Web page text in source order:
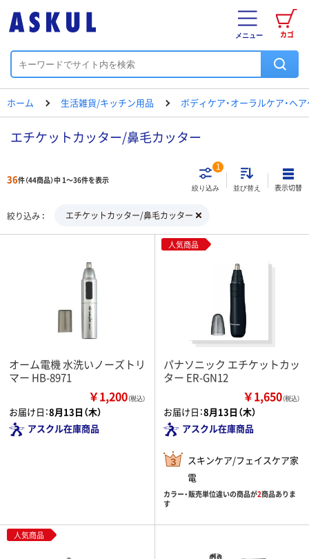
カゴ
メニュー
ホーム 生活雑貨/キッチン用品 ボディケア・オーラルケア・ヘ
エチケットカッター/鼻毛カッター
36件（44商品）中 1～36件を表示
絞り込み
1
並び替え 表示切替
絞り込み エチケットカッター/鼻毛カッター
オーム電機 水洗いノーズトリ
マー HB-8971
￥1,200（税込）
お届け日：8月13日（木）
アスクル在庫商品
人気商品
パナソニック エチケットカッ
ター ER-GN12
￥1,650（税込）
お届け日：8月13日（木）
アスクル在庫商品
スキンケア/フェイスケア家
電
カラー・販売単位違いの商品が2商品ありま
す
人気商品